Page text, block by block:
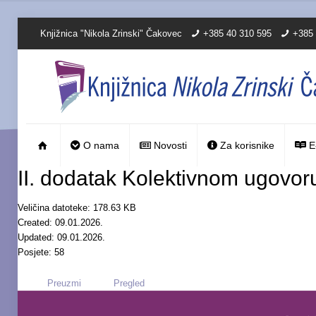
Knjižnica "Nikola Zrinski" Čakovec +385 40 310 595 +385
O nama Novosti Za korisnike
II. dodatak Kolektivnom
Veličina datoteke: 178.63 KB
Created: 09.01.2026.
Updated: 09.01.2026.
Posjete: 58
Preuzmi Pregled